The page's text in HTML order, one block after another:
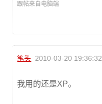
跟帖来自电脑端
笔头 2010-03-20 19:36:32
我用的还是XP。